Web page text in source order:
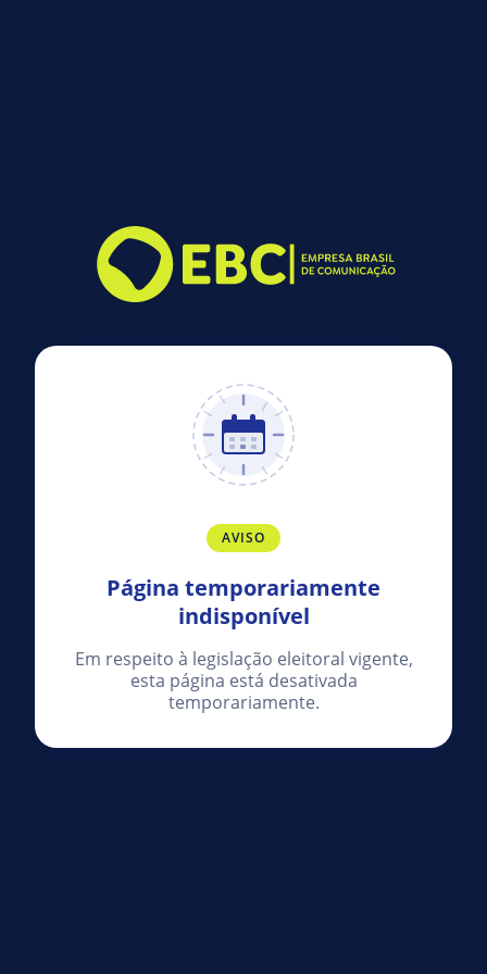
AVISO
Página temporariamente
indisponível
Em respeito à legislação eleitoral vigente,
esta página está desativada
temporariamente.